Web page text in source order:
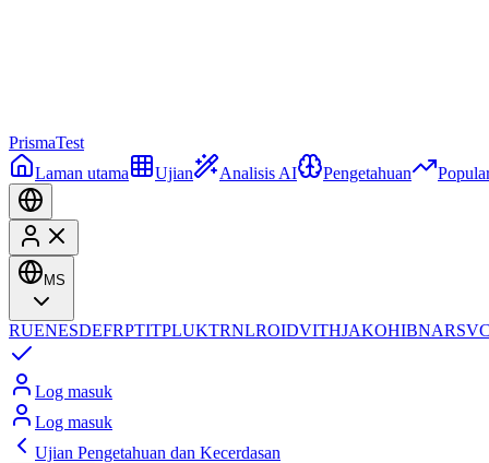
PrismaTest
Laman utama
Ujian Analisis AI Pengetahuan
MS
RUENESDEFRPTITPLUKTRNLROIDVITHJAKOHIBNARSV
Log masuk
Log masuk
Ujian Pengetahuan dan Kecerdasan